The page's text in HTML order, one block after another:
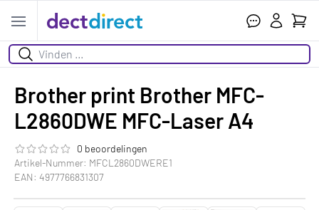
Open menu
Suchen
Ihr
Brother print Brother MFC-
L2860DWE MFC-Laser A4
Die Bewertung dieses Produkts ist
0 beoordelingen
Artikel-Nummer: MFCL2860DWERE1
EAN: 4977766831307